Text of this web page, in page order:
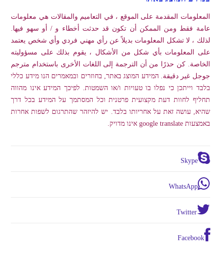
المعلومات المقدمة على الموقع ، في التعاميم والمقالات هي معلومات
عامة فقط ومن الممكن أن تكون قد حدثت أخطاء و / أو سهو فيها.
لذلك ، لا تشكل المعلومات بديلاً عن رأي مهني فردي وأي شخص يعتمد
على المعلومات بأي شكل من الأشكال ، يقوم بذلك على مسؤوليته
الخاصة. كن حذرًا من أن الترجمة إلى اللغات الأخرى باستخدام مترجم
جوجل غير دقيقة. המידע המוצג באתר, בחוזרים ובמאמרים הנו מידע כללי
בלבד וייתכן כי נפלו בו טעויות ו/או השמטות. לפיכך המידע אינו מהווה
תחליף לחוות דעת מקצועית פרטנית וכל המסתמך על המידע בכל דרך
שהיא, עושה זאת על אחריותו בלבד. יש להיזהר שהתרגום לשפות אחרות
באמצעות google translate אינו מדויק.
Skype
WhatsApp
Twitter
Facebook